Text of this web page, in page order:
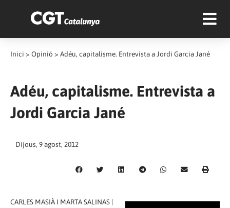
Inici > Opinió > Adéu, capitalisme. Entrevista a Jordi Garcia Jané
Adéu, capitalisme. Entrevista a
Jordi Garcia Jané
Dijous, 9 agost, 2012
CARLES MASIÀ I MARTA SALINAS |